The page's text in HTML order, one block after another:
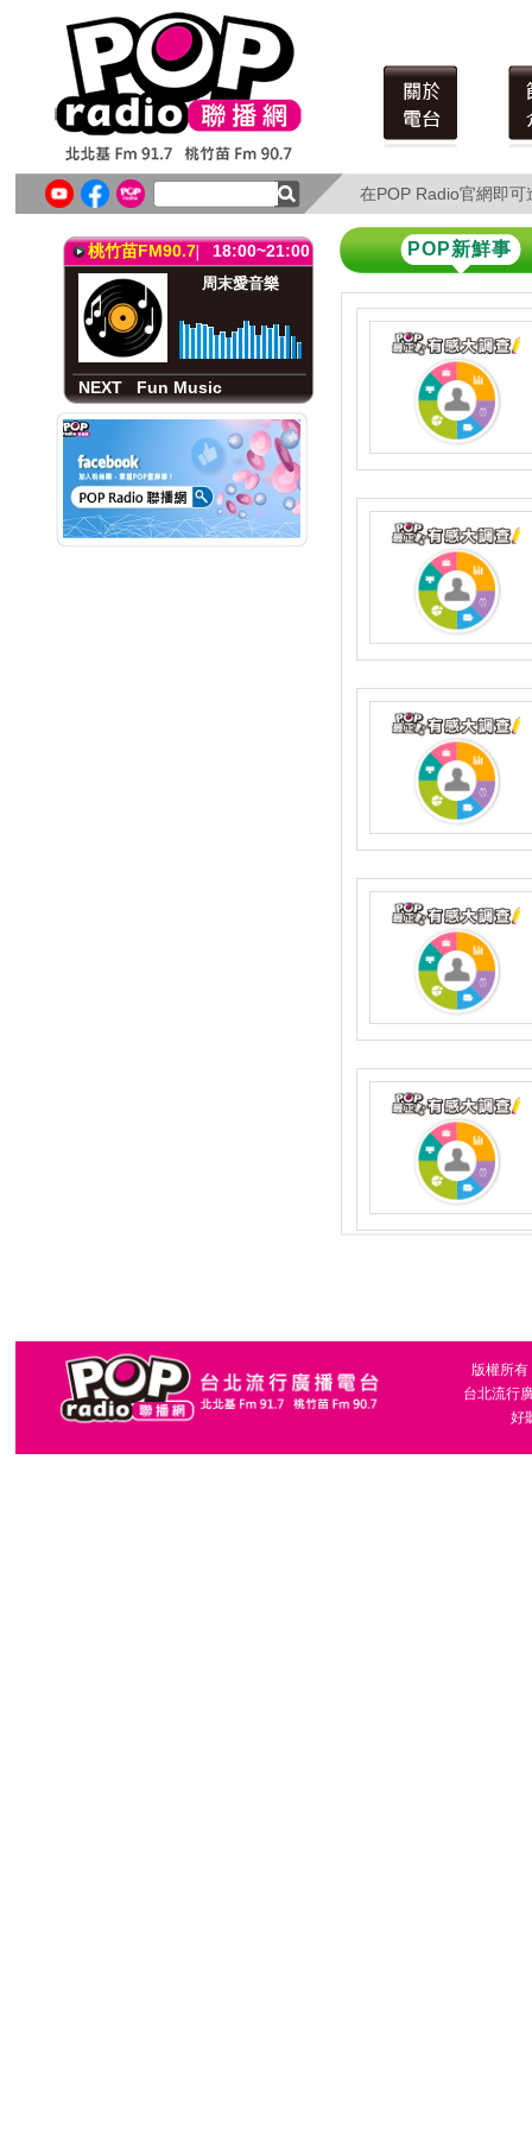
在POP Radio官網即
在POP Radio官網即
北北基FM91.718:00~21:00
音樂 Buffet(六)
Sharon
NEXTFun Music
桃竹苗FM90.718:00~21:00
周末愛音樂
NEXT
Fun Music
北北基FM91.718:00~21:00
音樂 Buffet(六)
Sharon
POP新鮮事
版權所
台北流行
好